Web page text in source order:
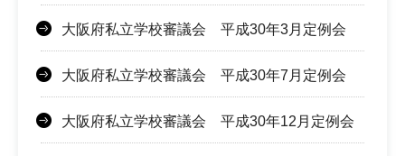
大阪府私立学校審議会 平成30年3月定例会
大阪府私立学校審議会 平成30年7月定例会
大阪府私立学校審議会 平成30年12月定例会